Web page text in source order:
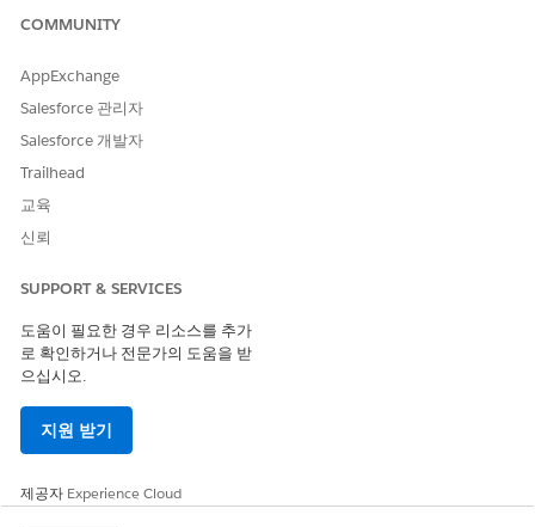
이 작업은 하나 이상의 프롬프
이 기사를 통해 문제를 해결했습니까?
COMMUNITY
AppExchange
Salesforce 관리자
Salesforce 개발자
Trailhead
교육
신뢰
SUPPORT & SERVICES
도움이 필요한 경우 리소스를 추가
로 확인하거나 전문가의 도움을 받
으십시오.
지원 받기
제공자 Experience Cloud